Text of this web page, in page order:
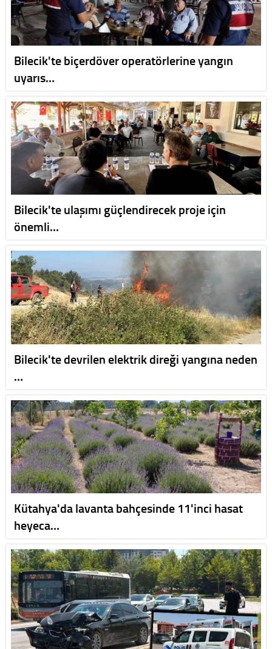
Bilecik'te biçerdöver operatörlerine yangın
uyarıs…
Bilecik'te ulaşımı güçlendirecek proje için
önemli…
Bilecik'te devrilen elektrik direği yangına neden
…
Kütahya'da lavanta bahçesinde 11'inci hasat
heyeca…